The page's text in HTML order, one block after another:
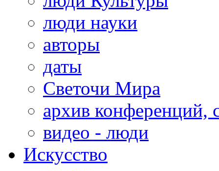
люди науки
авторы
даты
Светочи Мира
архив конференций,
видео - люди
Искусство